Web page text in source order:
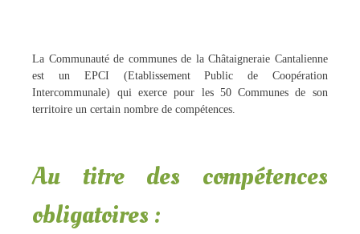
La Communauté de communes de la Châtaigneraie Cantalienne
est un EPCI (Etablissement Public de Coopération
Intercommunale) qui exerce pour les 50 Communes de son
territoire un certain nombre de compétences.
Au titre des compétences
obligatoires :